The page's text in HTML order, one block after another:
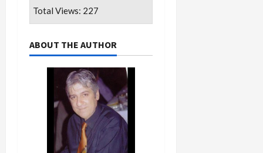
Total Views: 227
ABOUT THE AUTHOR